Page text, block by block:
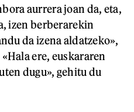
aurrera joan da, eta,
izen berberarekin
da izena aldatzeko»,
ere, euskararen
dugu», gehitu du